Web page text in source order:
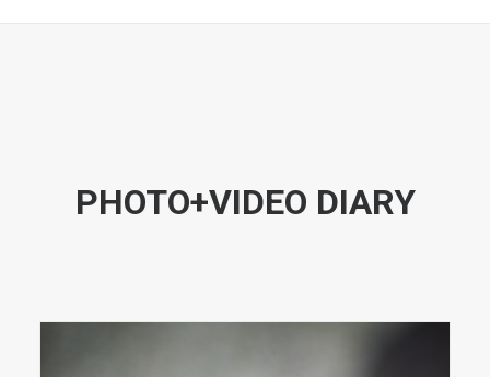
PHOTO+VIDEO DIARY